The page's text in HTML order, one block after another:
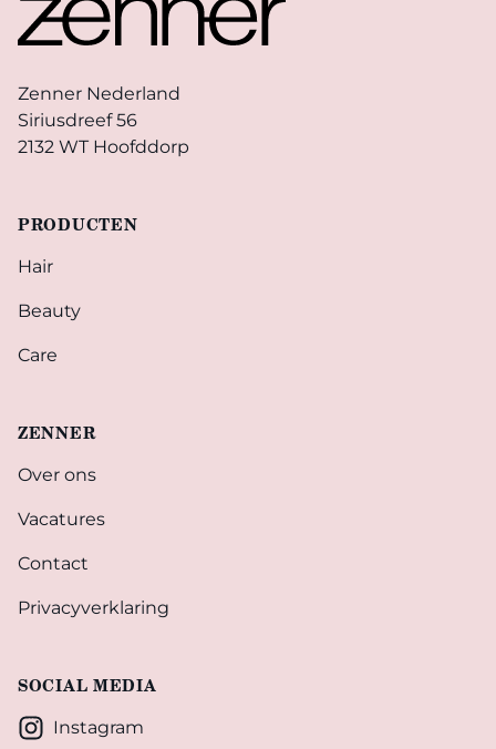
Zenner Nederland
Siriusdreef 56
2132 WT Hoofddorp
PRODUCTEN
Hair
Beauty
Care
ZENNER
Over ons
Vacatures
Contact
Privacyverklaring
SOCIAL MEDIA
Instagram